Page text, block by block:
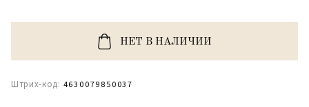
НЕТ В НАЛИЧИИ
Штрих-код: 4630079850037